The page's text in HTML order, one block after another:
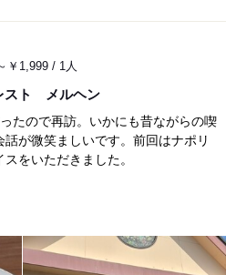
￥1,999 / 1人
スト メルヘン
たので再訪。いかにも昔ながらの喫
が微笑ましいです。前回はナポリ
をいただきました。